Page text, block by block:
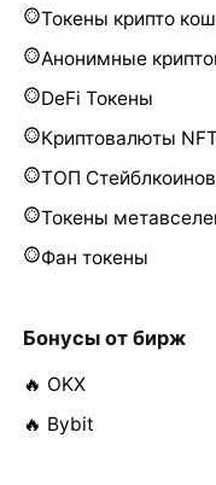
Токены крипто
Анонимные
DeFi Токены
Криптовалюты
ТОП Стейблкоинов
Токены
Фан токены
Бонусы от бирж
🔥 OKX
🔥 Bybit